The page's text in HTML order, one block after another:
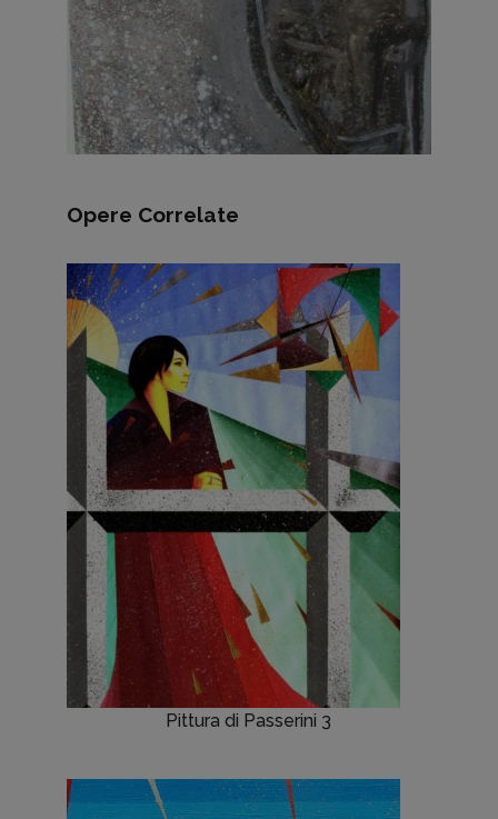
Opere Correlate
Pittura di Passerini 3